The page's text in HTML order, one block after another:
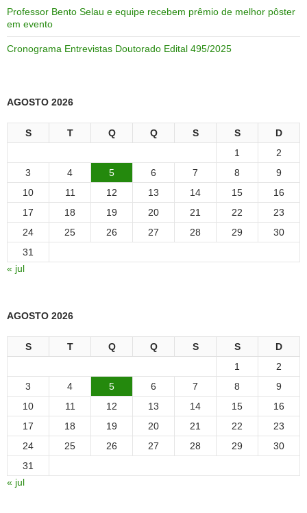
Professor Bento Selau e equipe recebem prêmio de melhor pôster
em evento
Cronograma Entrevistas Doutorado Edital 495/2025
AGOSTO 2026
S T Q Q S S
D
1
2
3
4 5 6 7 8
9
10
11 12 13 14 15
16
17
18 19 20 21 22
23
24
25 26 27 28 29
30
31
« jul
AGOSTO 2026
S T Q Q S S
D
1
2
3
4 5 6 7 8
9
10
11 12 13 14 15
16
17
18 19 20 21 22
23
24
25 26 27 28 29
30
31
« jul